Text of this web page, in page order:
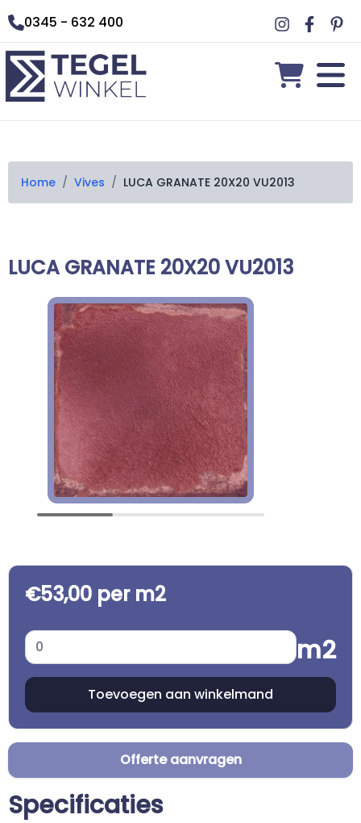
0345 - 632 400
Home / Vives / LUCA GRANATE 20X20 VU2013
LUCA GRANATE 20X20 VU2013
€53,00 per m2
m2
Offerte aanvragen
Specificaties